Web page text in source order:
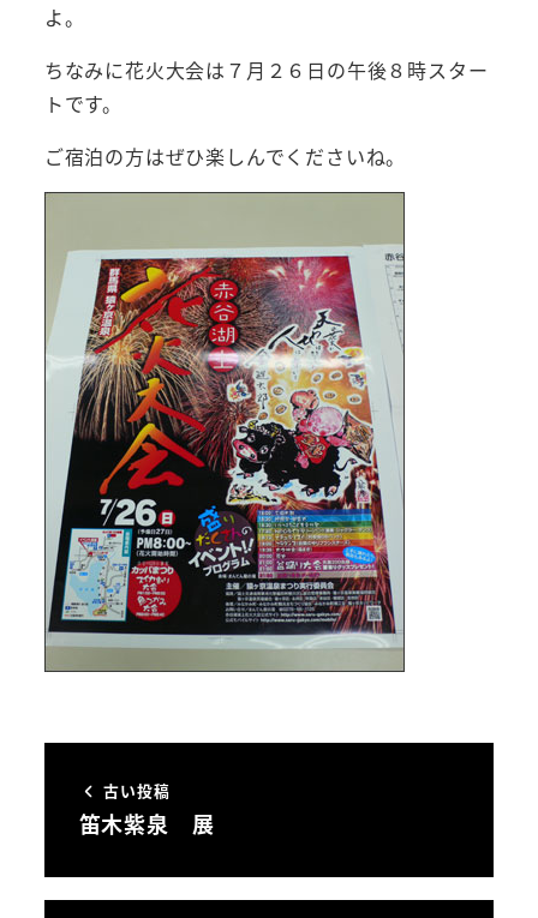
よ。
ちなみに花火大会は７月２６日の午後８時スター
トです。
ご宿泊の方はぜひ楽しんでくださいね。
古い投稿
笛木紫泉 展